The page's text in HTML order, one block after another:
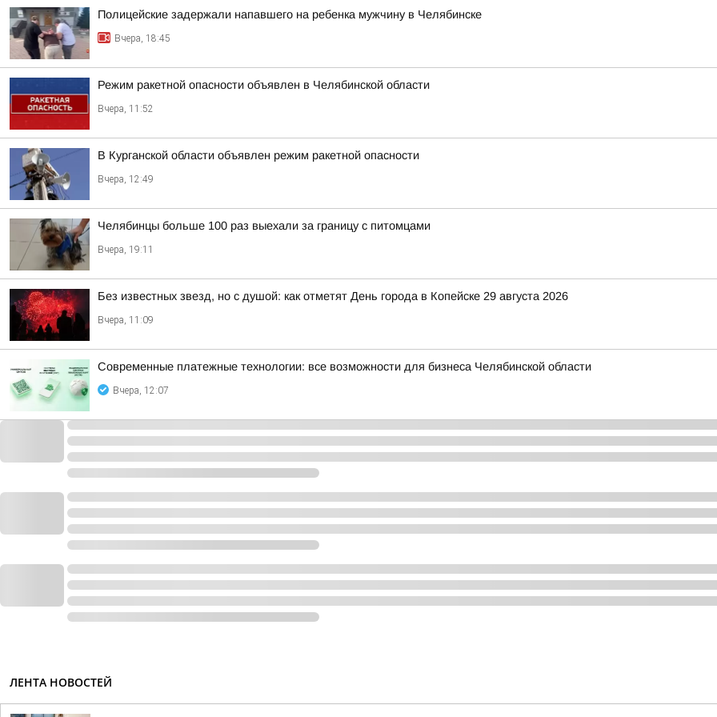
Полицейские задержали напавшего на ребенка мужчину в Челябинске
Вчера, 18:45
Режим ракетной опасности объявлен в Челябинской области
Вчера, 11:52
В Курганской области объявлен режим ракетной опасности
Вчера, 12:49
Челябинцы больше 100 раз выехали за границу с питомцами
Вчера, 19:11
Без известных звезд, но с душой: как отметят День города в Копейске 29 августа 2026
Вчера, 11:09
Современные платежные технологии: все возможности для бизнеса Челябинской области
Вчера, 12:07
ЛЕНТА НОВОСТЕЙ